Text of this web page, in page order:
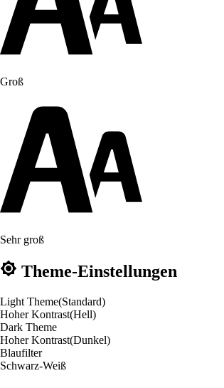
Groß
Sehr groß
Theme-Einstellungen
Light Theme(Standard)
Hoher Kontrast(Hell)
Dark Theme
Hoher Kontrast(Dunkel)
Blaufilter
Schwarz-Weiß